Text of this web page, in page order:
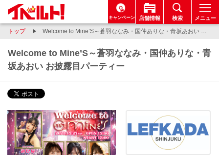
キャンペーン 店舗情報 検索 メニュー
トップ Welcome to Mine’S～蒼羽ななみ・国仲ありな・青坂あおい お披露目パーティー
Welcome to Mine’S～蒼羽ななみ・国仲ありな・青
坂あおい お披露目パーティー